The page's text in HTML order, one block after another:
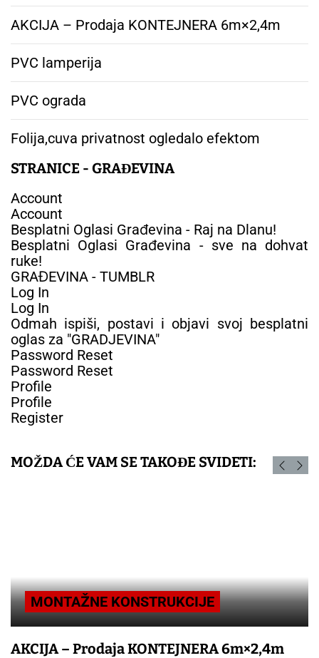
AKCIJA – Prodaja KONTEJNERA 6m×2,4m
PVC lamperija
PVC ograda
Folija,cuva privatnost ogledalo efektom
STRANICE - GRAĐEVINA
Account
Account
Besplatni Oglasi Građevina - Raj na Dlanu!
Besplatni Oglasi Građevina - sve na dohvat
ruke!
GRAĐEVINA - TUMBLR
Log In
Log In
Odmah ispiši, postavi i objavi svoj besplatni
oglas za "GRADJEVINA"
Password Reset
Password Reset
Profile
Profile
Register
MOŽDA ĆE VAM SE TAKOĐE SVIDETI:
MONTAŽNE KONSTRUKCIJE
AKCIJA – Prodaja KONTEJNERA 6m×2,4m